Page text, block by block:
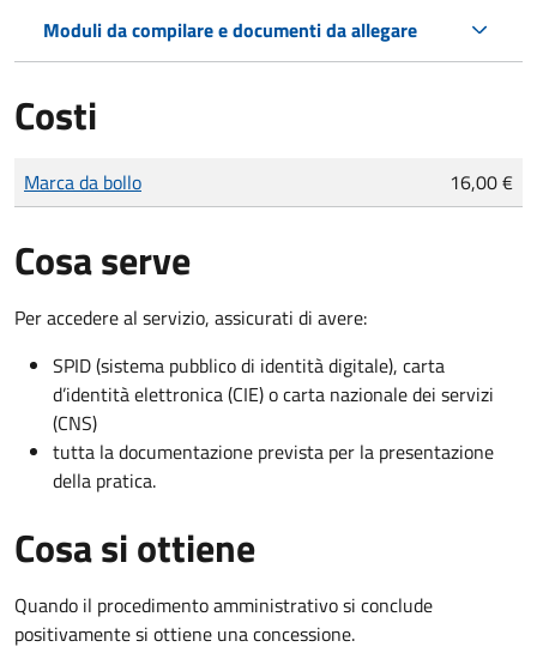
Moduli da compilare e documenti da allegare
Costi
Tipo di pagamento
Importo
Marca da bollo 16,00 €
Cosa serve
Per accedere al servizio, assicurati di avere:
SPID (sistema pubblico di identità digitale), carta
d’identità elettronica (CIE) o carta nazionale dei servizi
(CNS)
tutta la documentazione prevista per la presentazione
della pratica.
Cosa si ottiene
Quando il procedimento amministrativo si conclude
positivamente si ottiene una concessione.